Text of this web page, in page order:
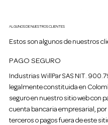
ALGUNOS DE NUESTROS CLIENTES
Estos son algunos de nuestros
PAGO SEGURO
Industrias WillPar SAS NIT.
legalmente constituida en
seguro en nuestro sitio web con
cuenta bancaria empresarial,
terceros o pagos fuera de este